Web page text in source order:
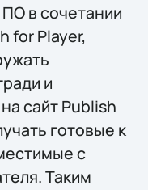
в сочетании
for Player,
и
сайт Publish
готовые к
с
Таким